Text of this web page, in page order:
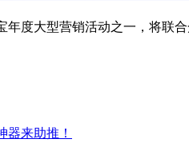
年度大型营销活动之一，将
器来助推！